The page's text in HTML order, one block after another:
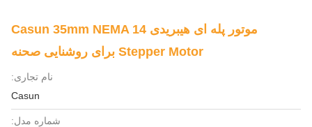
موتور پله ای هیبریدی Casun 35mm NEMA 14
Stepper Motor برای روشنایی صحنه
نام تجاری:
Casun
شماره مدل: